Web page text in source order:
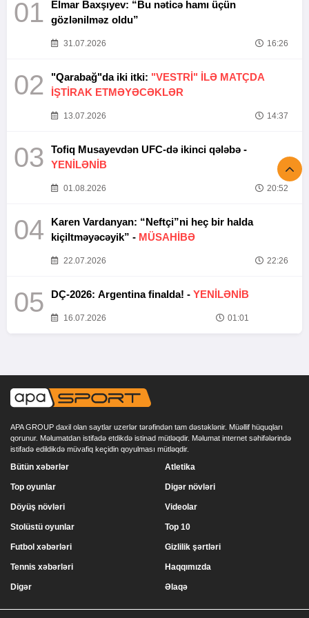
01
Elmar Baxşıyev: “Bu nəticə hamı üçün
gözlənilməz oldu”
31.07.2026 16:26
02 "Qarabağ"da iki itki: "VESTRİ" İLƏ MATÇDA
İŞTİRAK ETMƏYƏCƏKLƏR
13.07.2026 14:37
03
Tofiq Musayevdən UFC-də ikinci qələbə -
YENİLƏNİB
01.08.2026 20:52
04
Karen Vardanyan: “Neftçi”ni heç bir halda
kiçiltməyəcəyik” - MÜSAHİBƏ
22.07.2026 22:26
05 DÇ-2026: Argentina finalda! - YENİLƏNİB
16.07.2026 01:01
APA GROUP daxil olan saytlar uzerlər tərəfindən tam dəstəklənir. Müəllif hüquqları
qorunur. Məlumatdan istifadə etdikdə istinad mütləqdir. Məlumat internet səhifələrində
istifadə edildikdə müvafiq keçidin qoyulması mütləqdir.
Bütün xəbərlər
Top oyunlar
Döyüş növləri
Stolüstü oyunlar
Atletika
Digər növləri
Videolar
Top 10
Futbol xəbərləri
Tennis xəbərləri
Digər
Gizlilik şərtləri
Haqqımızda
Əlaqə